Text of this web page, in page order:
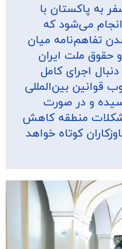
به پاکستان با
می‌شود که
تفاهم‌نامه میان
حقوق ملت ایران
اجرای کامل
قوانین بین‌المللی
و در صورت
منطقه کاهش
کوتاه خواهد